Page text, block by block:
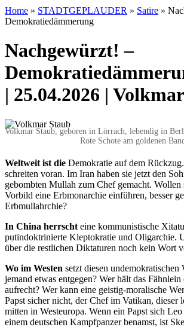
Home » STADTGEPLAUDER » Satire »
Demokratiedämmerung
Nachgewürzt! –
| 25.04.2026 |
Volkmar Staub, geboren in Lörrach, lebendig in
Rote Schote am goldenen Band.
Weltweit ist die Demokratie auf dem
schreiten voran. Im Iran haben sie jetzt den
gebombten Mullah zum Chef gemacht. Wollen
Vorbild eine Erbmonarchie einführen, besser
Erbmullahrchie?
In China herrscht eine kommunistische
putindoktrinierte Kleptokratie und Oligarchie.
über die restlichen Diktaturen noch kein Wort
Wo im Westen setzt diesen undemokratischen
jemand etwas entgegen? Wer hält das
aufrecht? Wer kann eine geistig-moralische
Papst sicher nicht, der Chef im Vatikan, dieser
mitten in Westeuropa. Wenn ein Papst sich
einem deutschen Kampfpanzer benamst, ist